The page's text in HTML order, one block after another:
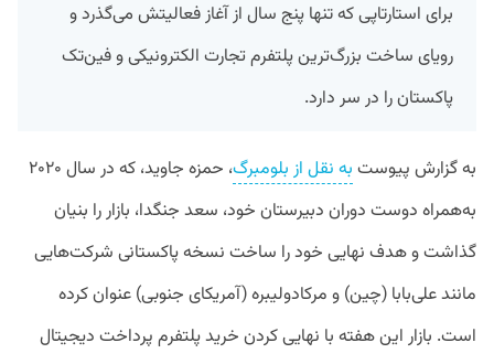
برای استارتاپی که تنها پنج سال از آغاز فعالیتش می‌گذرد و
رویای ساخت بزرگ‌ترین پلتفرم تجارت الکترونیکی و فین‌تک
پاکستان را در سر دارد.
به گزارش پیوست به نقل از بلومبرگ
،‌ حمزه جاوید، که در سال ۲۰۲۰
به‌همراه دوست دوران دبیرستان خود، سعد جنگدا، بازار را بنیان
گذاشت و هدف نهایی خود را ساخت نسخه پاکستانی شرکت‌هایی
مانند علی‌بابا (چین) و مرکادولیبره (آمریکای جنوبی) عنوان کرده
است. بازار این هفته با نهایی کردن خرید پلتفرم پرداخت دیجیتال